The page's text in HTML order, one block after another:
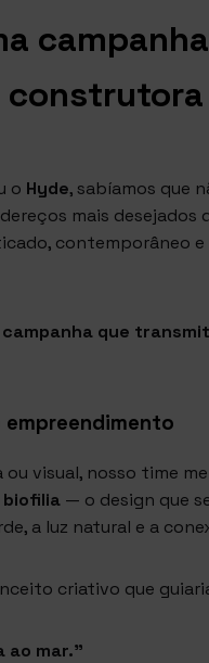
o Hyde, sabíamos que
mais desejados
contemporâneo
que
visual, nosso time
biofilia — o design que
a luz natural e a
criativo que
ao mar."